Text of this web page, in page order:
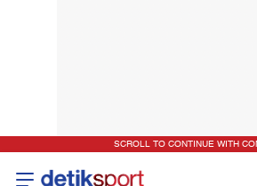
SCROLL TO CONTINUE WITH